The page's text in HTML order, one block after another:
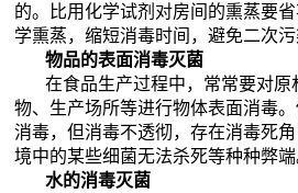
的。比用化学试剂对房间的熏蒸要
学熏蒸，缩短消毒时间，避免二次污
物品的表面消毒灭菌
在食品生产过程中，常常要对
物、生产场所等进行物体表面消毒
消毒，但消毒不透彻，存在消毒死
境中的某些细菌无法杀死等种种弊端
水的消毒灭菌